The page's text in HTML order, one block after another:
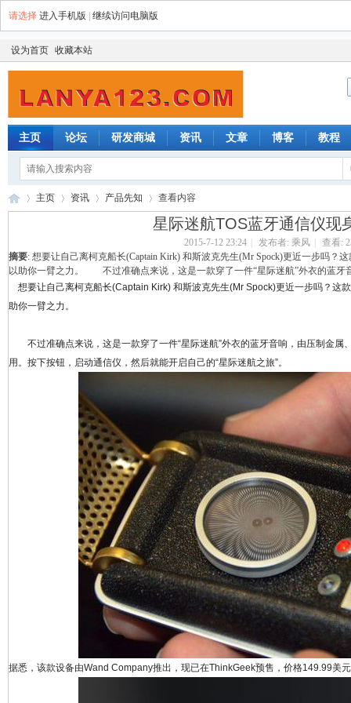
请选择 进入手机版 继续访问电脑版
设为首页 收藏本站
主页 论坛 研发商城 资讯 文章 博客 教程
蓝 ›
主页 资讯 产品先知
›
查看内容
星际迷航TOS蓝牙通信仪现
2015-7-12 23:24 发布者: 乘风 查看:
摘要: 想要让自己离柯克船长(Captain Kirk) 和斯波克先生(Mr Spock)更近一步吗？
以助你一臂之力。 不过准确点来说，这是一款穿了一件“星际迷航”外衣的蓝牙
想要让自己离柯克船长(Captain Kirk) 和斯波克先生(Mr Spock)更近一步吗？这
助你一臂之力。
不过准确点来说，这是一款穿了一件“星际迷航”外衣的蓝牙音响，由压制金属
用。按下按钮，启动通信仪，然后就能开启自己的“星际迷航之旅”。
据悉，该款设备由Wand Company推出，现已在ThinkGeek预售，价格149.99美